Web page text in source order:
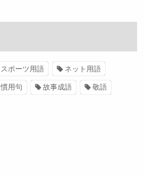
スポーツ用語 ネット用語
慣用句 故事成語 敬語